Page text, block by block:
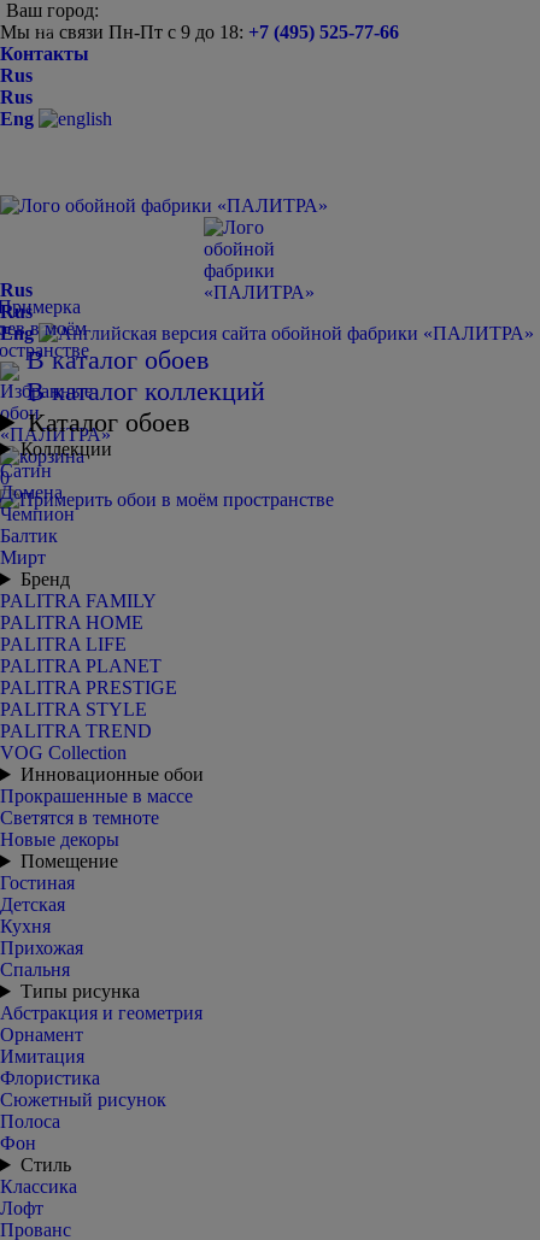
Ваш город:
Мы на связи Пн-Пт с 9 до 18: +7 (495) 525-77-66
Контакты
Rus
Rus
Eng
0
Rus
Rus
Eng
В каталог обоев
В каталог коллекций
Каталог обоев
Коллекции
Сатин
Домена
Чемпион
Балтик
Мирт
Бренд
PALITRA FAMILY
PALITRA HOME
PALITRA LIFE
PALITRA PLANET
PALITRA PRESTIGE
PALITRA STYLE
PALITRA TREND
VOG Collection
Инновационные обои
Прокрашенные в массе
Светятся в темноте
Новые декоры
Помещение
Гостиная
Детская
Кухня
Прихожая
Спальня
Типы рисунка
Абстракция и геометрия
Орнамент
Имитация
Флористика
Сюжетный рисунок
Полоса
Фон
Стиль
Классика
Лофт
Прованс
-